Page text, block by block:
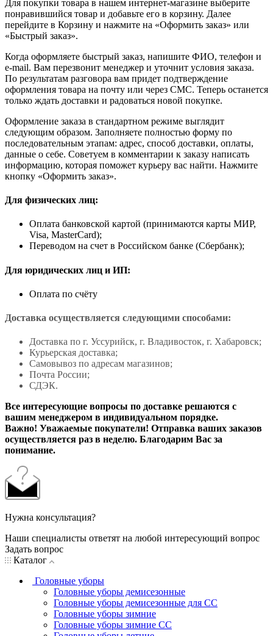
Для покупки товара в нашем интернет-магазине выберите
понравившийся товар и добавьте его в корзину. Далее
перейдите в Корзину и нажмите на «Оформить заказ» или
«Быстрый заказ».
Когда оформляете быстрый заказ, напишите ФИО, телефон и
e-mail. Вам перезвонит менеджер и уточнит условия заказа.
По результатам разговора вам придет подтверждение
оформления товара на почту или через СМС. Теперь останется
только ждать доставки и радоваться новой покупке.
Оформление заказа в стандартном режиме выглядит
следующим образом. Заполняете полностью форму по
последовательным этапам: адрес, способ доставки, оплаты,
данные о себе. Советуем в комментарии к заказу написать
информацию, которая поможет курьеру вас найти. Нажмите
кнопку «Оформить заказ».
Для физических лиц:
Оплата банковской картой (принимаются карты МИР,
Visa, MasterCard);
Переводом на счет в Российском банке (Сбербанк);
Для юридических лиц и ИП:
Оплата по счёту
Доставка осуществляется следующими способами:
Доставка по г. Уссурийск, г. Владивосток, г. Хабаровск;
Курьерская доставка;
Самовывоз по адресам магазинов;
Почта России;
СДЭК.
Все интересующие вопросы по доставке решаются с
вашим менеджером в индивидуальном порядке.
Важно! Уважаемые покупатели! Отправка ваших заказов
осуществляется раз в неделю. Благодарим Вас за
понимание.
Нужна консультация?
Наши специалисты ответят на любой интересующий вопрос
Задать вопрос
Каталог
Головные уборы
Головные уборы демисезонные
Головные уборы демисезонные для СС
Головные уборы зимние
Головные уборы зимние СС